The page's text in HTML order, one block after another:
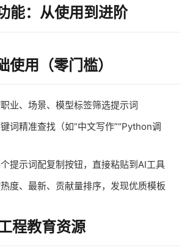
能：从使用到进阶
使用（零门槛）
业、场景、模型标签筛选提示词
词精准查找（如“中文写作”“Python调
提示词配复制按钮，直接粘贴到AI工具
度、最新、贡献量排序，发现优质模板
程教育资源